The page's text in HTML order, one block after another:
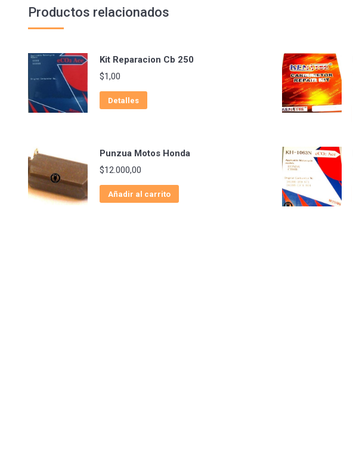
Productos relacionados
Kit Reparacion Cb 250
$1,00
Detalles
Punzua Motos Honda
$12.000,00
Añadir al carrito